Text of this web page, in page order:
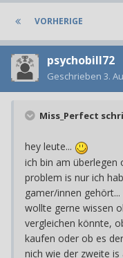
VORHERIGE
psychobill72
Geschrieben 3.
Miss_Perfect
hey leute...
ich bin am überlegen
problem is nur ich
gamer/innen gehört...
wollte gerne wissen
vergleichen könnte,
kaufen oder ob es
nich wie der zweite